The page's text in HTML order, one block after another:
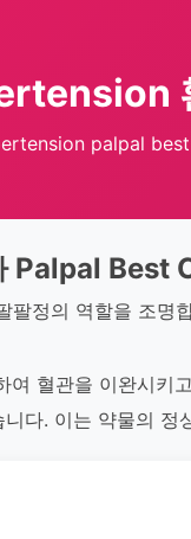
palpal best
Palpal Best
팔정의 역할을 조명
여 혈관을 이완시키
다. 이는 약물의 정